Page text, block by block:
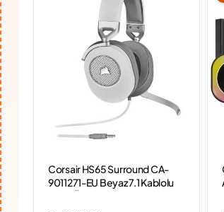
Corsair HS65 Surround CA-
9011271-EU Beyaz 7.1 Kablolu